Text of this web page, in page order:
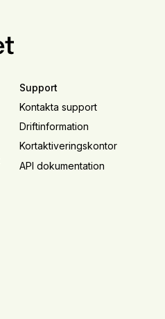
Support
Kontakta support
Driftinformation
Kortaktiveringskontor
API dokumentation